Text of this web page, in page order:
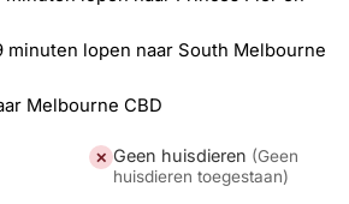
lopen naar South Melbourne
Melbourne CBD
✕ Geen huisdieren (Geen
huisdieren toegestaan)